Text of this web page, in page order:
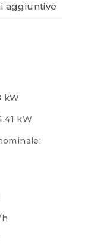
aggiuntive
kW
kW